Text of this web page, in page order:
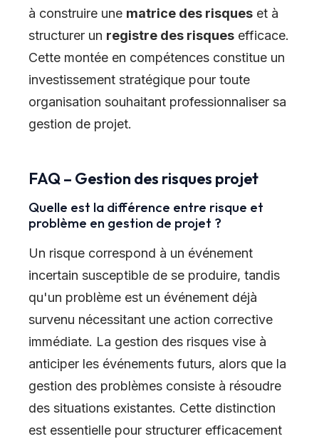
à construire une matrice des risques et à
structurer un registre des risques efficace.
Cette montée en compétences constitue un
investissement stratégique pour toute
organisation souhaitant professionnaliser sa
gestion de projet.
FAQ – Gestion des risques projet
Quelle est la différence entre risque et
problème en gestion de projet ?
Un risque correspond à un événement
incertain susceptible de se produire, tandis
qu'un problème est un événement déjà
survenu nécessitant une action corrective
immédiate. La gestion des risques vise à
anticiper les événements futurs, alors que la
gestion des problèmes consiste à résoudre
des situations existantes. Cette distinction
est essentielle pour structurer efficacement